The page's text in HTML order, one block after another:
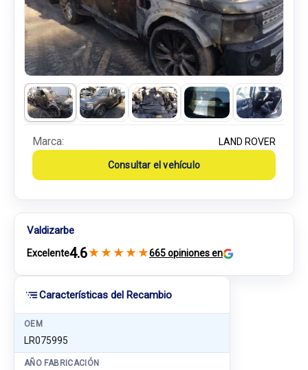
Características del Recambio
OEM
LR075995
AÑO FABRICACIÓN
Marca: LAND ROVER
Consultar el vehículo
Valdizarbe
Excelente4.6★ ★ ★ ★ ★665 opiniones en